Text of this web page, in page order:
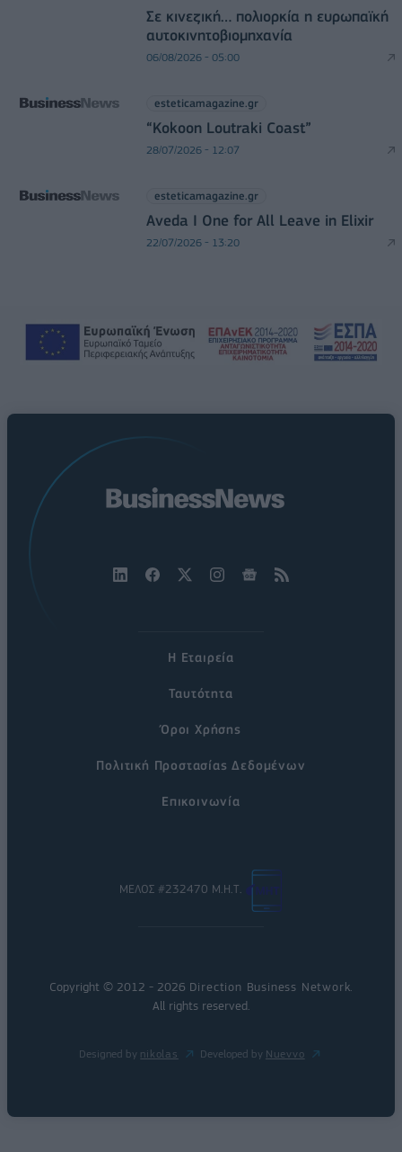
Σε κινεζική… πολιορκία η ευρωπαϊκή
αυτοκινητοβιομηχανία
06/08/2026 - 05:00
esteticamagazine.gr
“Kokoon Loutraki Coast”
28/07/2026 - 12:07
esteticamagazine.gr
Aveda I One for All Leave in Elixir
22/07/2026 - 13:20
Η Εταιρεία
Ταυτότητα
Όροι Χρήσης
Πολιτική Προστασίας Δεδομένων
Επικοινωνία
ΜΕΛΟΣ #232470 Μ.Η.Τ.
Copyright © 2012 - 2026 Direction Business Network
All rights reserved.
Designed by nikolas Developed by Nuevvo